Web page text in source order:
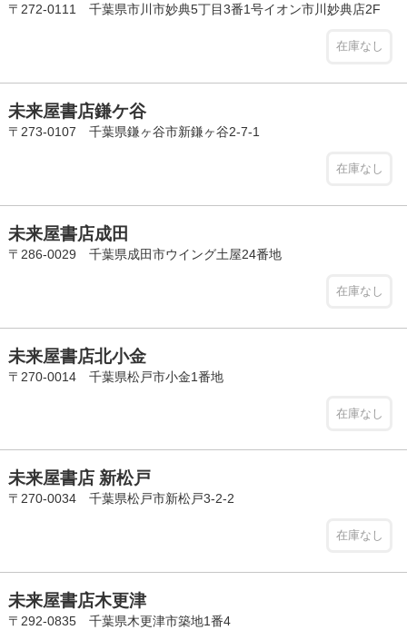
〒272-0111 千葉県市川市妙典5丁目3番1号イオン市川妙典店2F
在庫なし
未来屋書店鎌ケ谷
〒273-0107 千葉県鎌ヶ谷市新鎌ヶ谷2-7-1
在庫なし
未来屋書店成田
〒286-0029 千葉県成田市ウイング土屋24番地
在庫なし
未来屋書店北小金
〒270-0014 千葉県松戸市小金1番地
在庫なし
未来屋書店 新松戸
〒270-0034 千葉県松戸市新松戸3-2-2
在庫なし
未来屋書店木更津
〒292-0835 千葉県木更津市築地1番4